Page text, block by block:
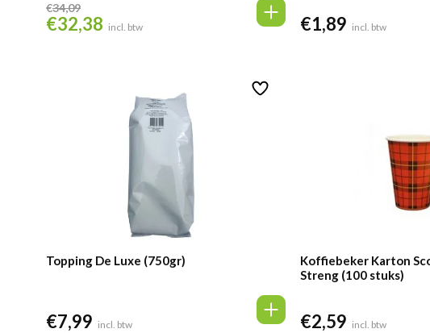
€34,09
Oorspronkelijke
€32,38 Huidige
incl. btw €1,89 incl. btw
Topping De Luxe (750gr)
€7,99 incl. btw
Koffiebeker Karton
Streng (100 stuks)
€2,59 incl. btw